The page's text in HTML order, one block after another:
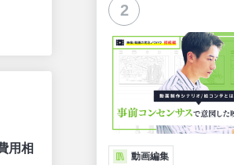
用相
2
動画編集